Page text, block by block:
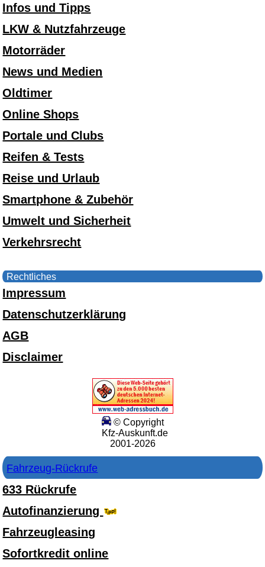
Infos und Tipps
LKW & Nutzfahrzeuge
Motorräder
News und Medien
Oldtimer
Online Shops
Portale und Clubs
Reifen & Tests
Reise und Urlaub
Smartphone & Zubehör
Umwelt und Sicherheit
Verkehrsrecht
Rechtliches
Impressum
Datenschutzerklärung
AGB
Disclaimer
© Copyright
Kfz-Auskunft.de
2001-2026
Fahrzeug-Rückrufe
633 Rückrufe
Autofinanzierung
Fahrzeugleasing
Sofortkredit online